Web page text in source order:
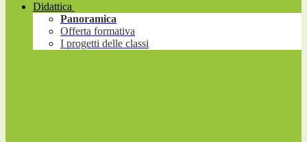
Didattica
Panoramica
Offerta formativa
I progetti delle classi